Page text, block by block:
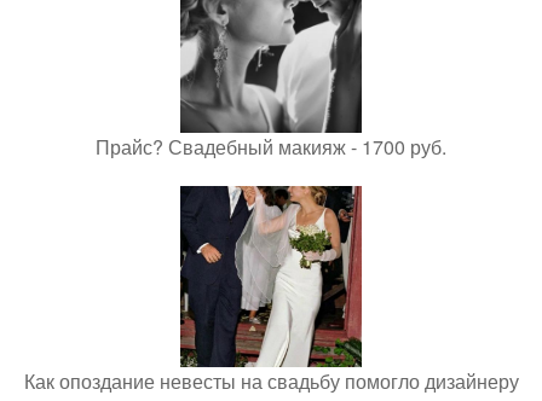
Прайс? Свадебный макияж - 1700 руб.
Как опоздание невесты на свадьбу помогло дизайнеру